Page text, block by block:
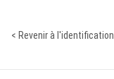
< Revenir à l'identification